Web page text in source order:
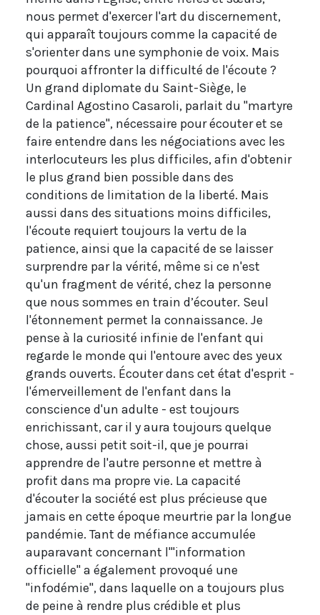
nous permet d'exercer l'art du discernement,
qui apparaît toujours comme la capacité de
s'orienter dans une symphonie de voix. Mais
pourquoi affronter la difficulté de l'écoute ?
Un grand diplomate du Saint-Siège, le
Cardinal Agostino Casaroli, parlait du "martyre
de la patience", nécessaire pour écouter et se
faire entendre dans les négociations avec les
interlocuteurs les plus difficiles, afin d'obtenir
le plus grand bien possible dans des
conditions de limitation de la liberté. Mais
aussi dans des situations moins difficiles,
l'écoute requiert toujours la vertu de la
patience, ainsi que la capacité de se laisser
surprendre par la vérité, même si ce n'est
qu'un fragment de vérité, chez la personne
que nous sommes en train d’écouter. Seul
l'étonnement permet la connaissance. Je
pense à la curiosité infinie de l'enfant qui
regarde le monde qui l'entoure avec des yeux
grands ouverts. Écouter dans cet état d'esprit -
l'émerveillement de l'enfant dans la
conscience d'un adulte - est toujours
enrichissant, car il y aura toujours quelque
chose, aussi petit soit-il, que je pourrai
apprendre de l'autre personne et mettre à
profit dans ma propre vie. La capacité
d'écouter la société est plus précieuse que
jamais en cette époque meurtrie par la longue
pandémie. Tant de méfiance accumulée
auparavant concernant l'"information
officielle" a également provoqué une
"infodémie", dans laquelle on a toujours plus
de peine à rendre plus crédible et plus